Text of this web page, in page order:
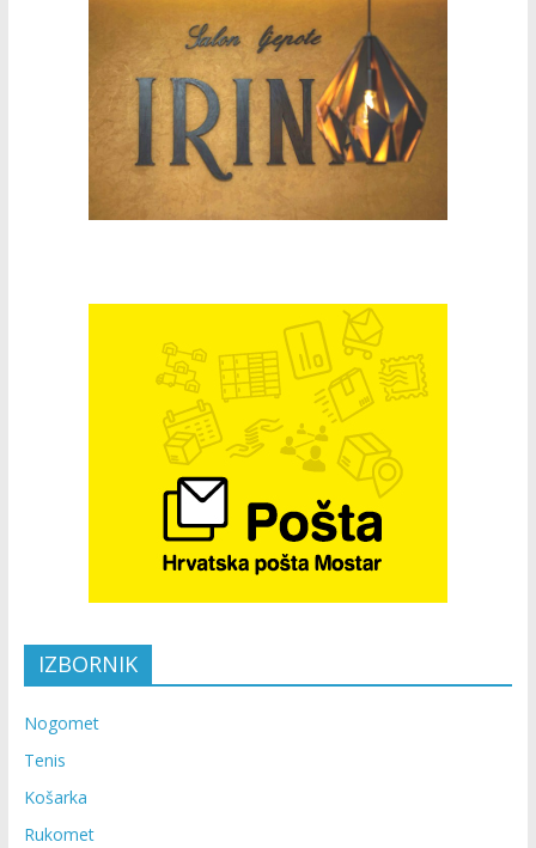
IZBORNIK
Nogomet
Tenis
Košarka
Rukomet